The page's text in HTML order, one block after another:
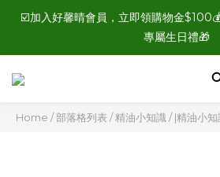
☑️加入好馨晴會員，立即領購物金
專屬生日禮🎁
☑️加入好馨晴會員，立即領購物金
專屬生日禮🎁
【送禮首選】🌿 舒心經典精油禮盒 🌿擴
☑️加入好馨晴會員，立即領購物金
Home /部落格列表 /精油小知識 /|精油小